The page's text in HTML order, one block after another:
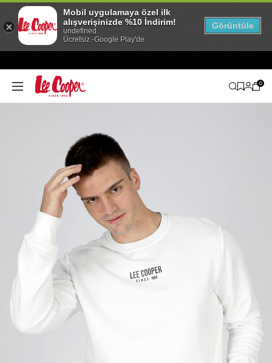
0
Mobil uygulamaya özel ilk
alışverişinizde %10 İndirim!
undefined
Ücretsiz -Google Play'de
Görüntüle